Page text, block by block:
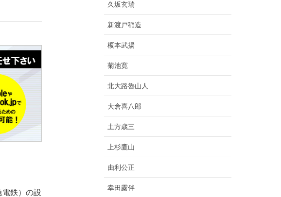
鉄）の設
久坂玄瑞
新渡戸稲造
榎本武揚
菊池寛
北大路魯山人
大倉喜八郎
土方歳三
上杉鷹山
由利公正
幸田露伴